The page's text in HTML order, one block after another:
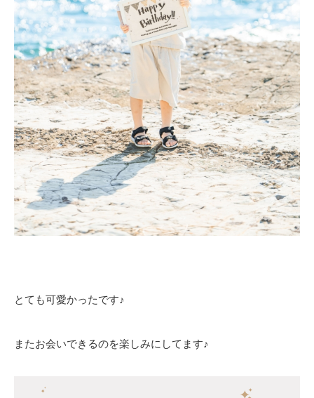
とても可愛かったです♪
またお会いできるのを楽しみにしてます♪